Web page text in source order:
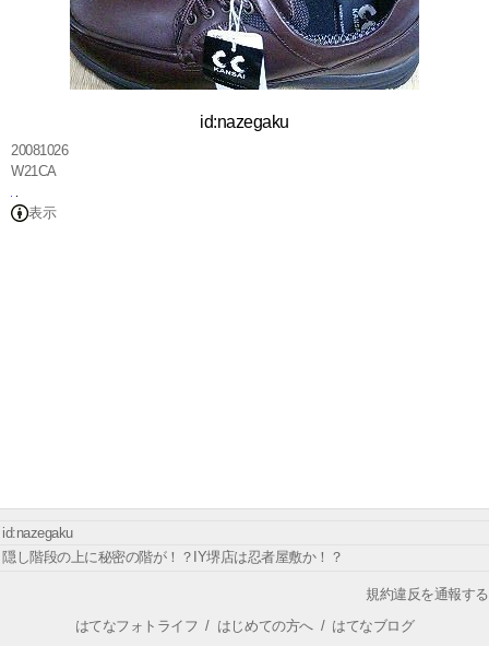
id:nazegaku
20081026
W21CA
表示
id:nazegaku
隠し階段の上に秘密の階が！？IY堺店は忍者屋敷か！？
規約違反を通報する
はてなフォトライフ / はじめての方へ/ はてなブログ